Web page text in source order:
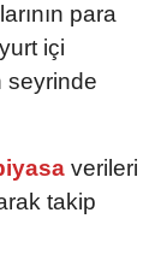
para
içi
seyrinde
verileri
takip